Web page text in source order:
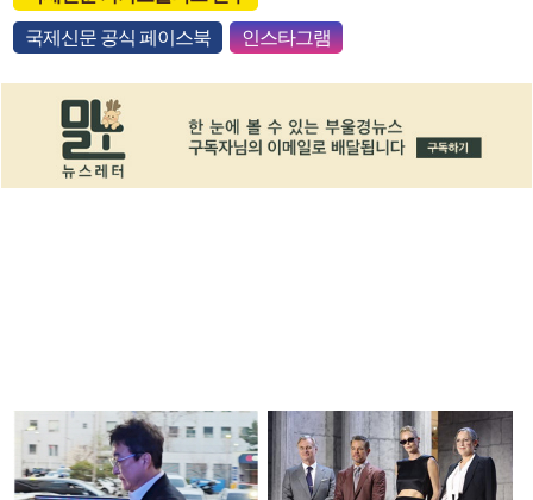
국제신문 공식 페이스북 인스타그램